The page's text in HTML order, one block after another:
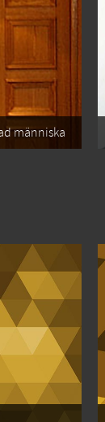
människa